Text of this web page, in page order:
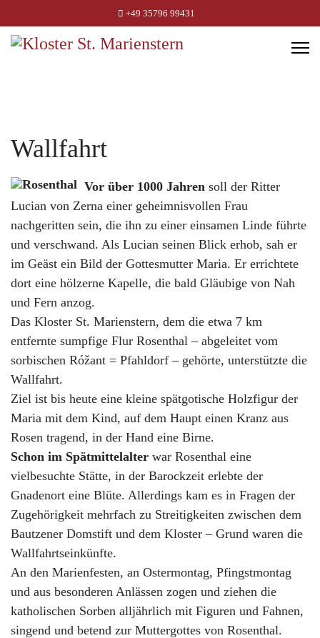
+49 35796 99431
Wallfahrt
Vor über 1000 Jahren soll der Ritter
Lucian von Zerna einer geheimnisvollen Frau
nachgeritten sein, die ihn zu einer einsamen Linde führte
und verschwand. Als Lucian seinen Blick erhob, sah er
im Geäst ein Bild der Gottesmutter Maria. Er errichtete
dort eine hölzerne Kapelle, die bald Gläubige von Nah
und Fern anzog.
Das Kloster St. Marienstern, dem die etwa 7 km
entfernte sumpfige Flur Rosenthal – abgeleitet vom
sorbischen Róžant = Pfahldorf – gehörte, unterstützte die
Wallfahrt.
Ziel ist bis heute eine kleine spätgotische Holzfigur der
Maria mit dem Kind, auf dem Haupt einen Kranz aus
Rosen tragend, in der Hand eine Birne.
Schon im Spätmittelalter war Rosenthal eine
vielbesuchte Stätte, in der Barockzeit erlebte der
Gnadenort eine Blüte. Allerdings kam es in Fragen der
Zugehörigkeit mehrfach zu Streitigkeiten zwischen dem
Bautzener Domstift und dem Kloster – Grund waren die
Wallfahrtseinkünfte.
An den Marienfesten, an Ostermontag, Pfingstmontag
und aus besonderen Anlässen zogen und ziehen die
katholischen Sorben alljährlich mit Figuren und Fahnen,
singend und betend zur Muttergottes von Rosenthal.